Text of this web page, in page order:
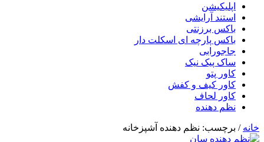
اپلیکیشن
استند آرایشی
باکس برزنتی
باکس پارچه ای اسکلت دار
جاجورابی
ساک پیک نیک
کاور پتو
کاور کیف و کفش
کاور لحاف
نظم دهنده
خانه / برچسب: نظم دهنده آشپزخانه